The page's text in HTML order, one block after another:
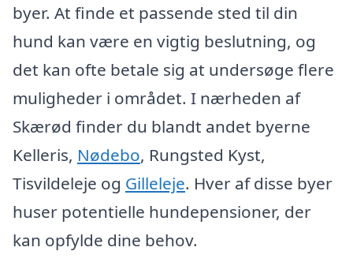
byer. At finde et passende sted til din
hund kan være en vigtig beslutning, og
det kan ofte betale sig at undersøge flere
muligheder i området. I nærheden af
Skærød finder du blandt andet byerne
Kelleris, Nødebo, Rungsted Kyst,
Tisvildeleje og Gilleleje. Hver af disse byer
huser potentielle hundepensioner, der
kan opfylde dine behov.